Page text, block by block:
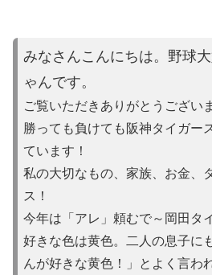
みなさんこんにちは。野球
ゃんです。
ご覧いただきありがとうござい
勝っても負けても阪神タイガー
ています！
私の大切なもの、家族、お金、
ス！
今年は「アレ」頼むで～岡田タ
好きな色は黄色。二人の息子に
んが好きな黄色！」とよ く言わ